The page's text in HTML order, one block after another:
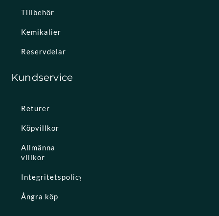
Tillbehör
Kemikalier
Reservdelar
Kundservice
Returer
Köpvillkor
Allmänna
villkor
Integritetspolicy
Ångra köp